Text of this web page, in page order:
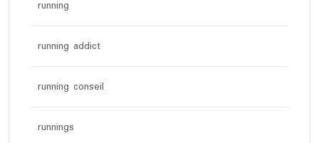
running
running addict
running conseil
runnings